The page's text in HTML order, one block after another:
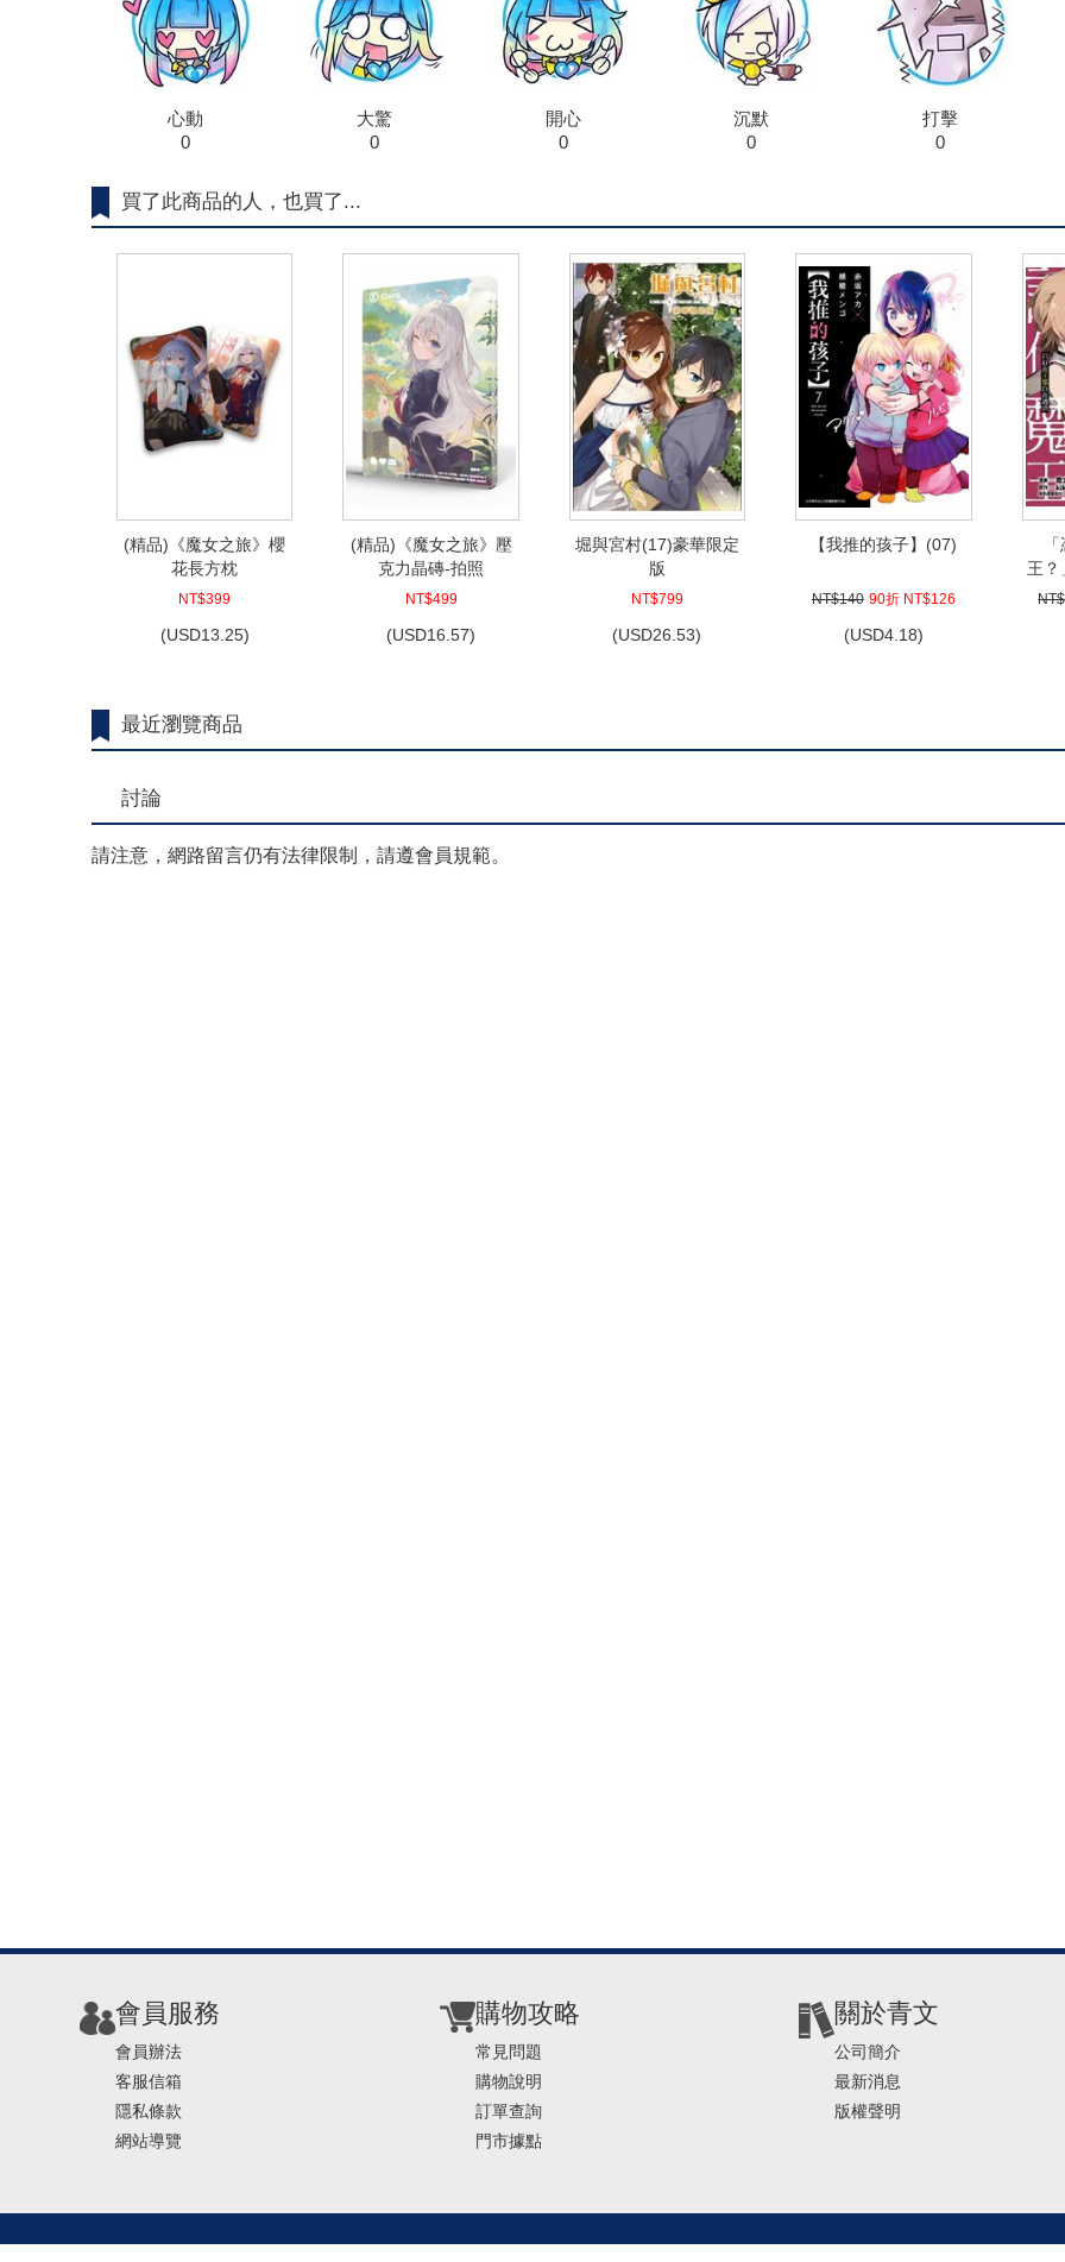
心動
0
大驚
0
開心
0
沉默
0
打擊
0
買了此商品的人，也買了...
(精品)《魔女之旅》櫻
花長方枕
NT$399
(USD13.25)
(精品)《魔女之旅》壓
克力晶磚-拍照
NT$499
(USD16.57)
堀與宮村(17)豪華限定
版
NT$799
(USD26.53)
【我推的孩子】(07)
NT$140 90折 NT$126
(USD4.18)
王？
隊
最近瀏覽商品
討論
請注意，網路留言仍有法律限制，請遵會員規範。
會員服務
會員辦法
客服信箱
隱私條款
網站導覽
購物攻略
常見問題
購物說明
訂單查詢
門市據點
關於青文
公司簡介
最新消息
版權聲明